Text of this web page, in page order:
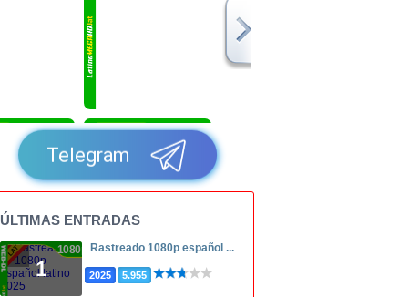
1080p 1080p
Telegram
ÚLTIMAS ENTRADAS
1
1080p Rastreado 1080p español ...
2025 5.955